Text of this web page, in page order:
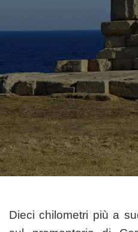
Dieci chilometri più a